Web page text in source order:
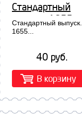
Стандартный
выпуск. 1655
Стандартный выпуск.
1655...
40 руб.
В корзину